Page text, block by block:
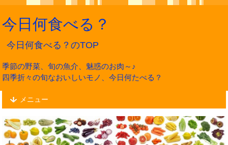
今日何食べる？
今日何食べる？のTOP
季節の野菜、旬の魚介、魅惑のお肉～♪
四季折々の旬なおいしいモノ、今日何たべる？
メニュー